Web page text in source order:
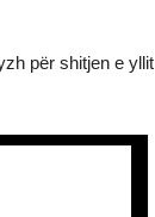
për shitjen e yllit